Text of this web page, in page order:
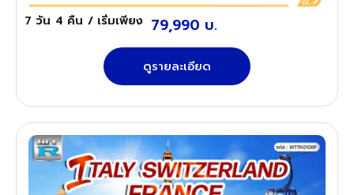
7 วัน 4 คืน / เริ่มเพียง 79,990 บ.
ดูรายละเอียด